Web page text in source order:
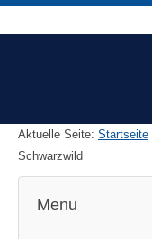
Aktuelle Seite: Startseite
Schwarzwild
Menu